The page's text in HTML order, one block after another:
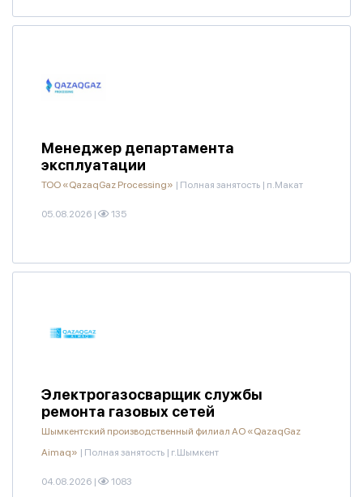
Менеджер департамента
эксплуатации
ТОО «QazaqGaz Processing» | Полная занятость | п.Макат
05.08.2026 | 135
Электрогазосварщик службы
ремонта газовых сетей
Шымкентский производственный филиал АО «QazaqGaz
Aimaq» | Полная занятость | г.Шымкент
04.08.2026 | 1083